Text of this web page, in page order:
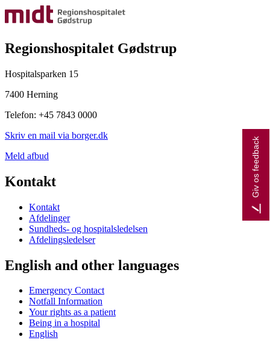
Regionshospitalet Gødstrup
Hospitalsparken 15
7400 Herning
Telefon: +45 7843 0000
Skriv en mail via borger.dk
Meld afbud
Kontakt
Kontakt
Afdelinger
Sundheds- og hospitalsledelsen
Afdelingsledelser
English and other languages
Emergency Contact
Notfall Information
Your rights as a patient
Being in a hospital
English
Giv os feedback